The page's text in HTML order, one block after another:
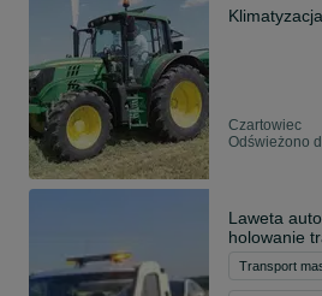
Czartowiec
Odświeżono
Laweta
holowanie
Transport